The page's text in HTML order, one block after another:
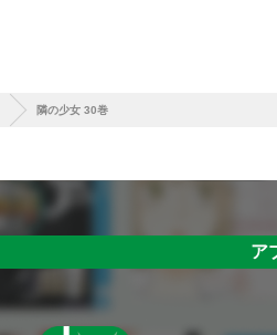
隣の少女 30巻
ア